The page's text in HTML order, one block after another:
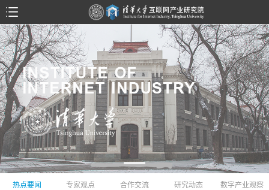
热点要闻 专家观点 合作交流 研究动态 数字产业观察